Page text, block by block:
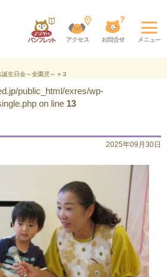
誕生日会～全園児～ » 3
public_html/exres/wp-
on line 13
2025年09月30日